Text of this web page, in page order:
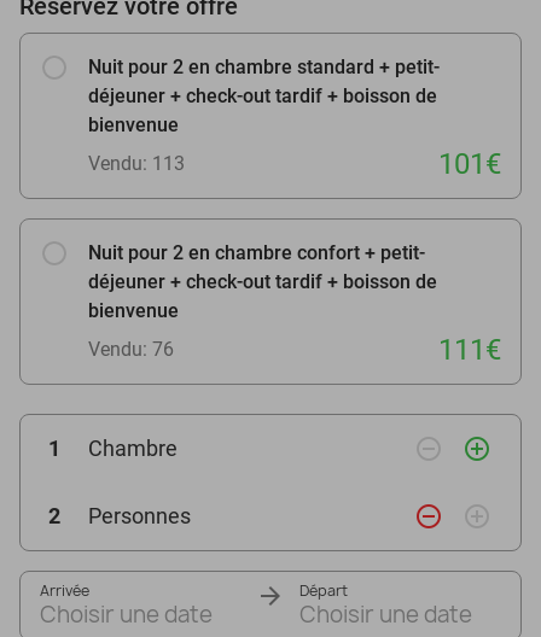
Nuit pour 2 en chambre standard + petit-
déjeuner + check-out tardif + boisson de
bienvenue
Vendu: 113
101€
Nuit pour 2 en chambre confort + petit-
déjeuner + check-out tardif + boisson de
bienvenue
Vendu: 76
111€
1 Chambre remove_circle_outline add_circle_outline
2 Personnes remove_circle_outline add_circle_outline
Arrivée
Choisir une date
Départ
Choisir une date